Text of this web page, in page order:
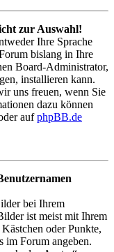
zur Auswahl!
Ihre Sprache
bislang in Ihre
Board-Administrator,
installieren kann.
uns freuen, wenn Sie
dazu können
aufphpBB.de
bei Ihrem
ist meist mit Ihrem
oder Punkte,
im Forum angeben.